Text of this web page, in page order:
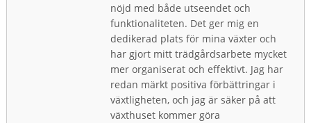
nöjd med både utseendet och
funktionaliteten. Det ger mig en
dedikerad plats för mina växter och
har gjort mitt trädgårdsarbete mycket
mer organiserat och effektivt. Jag har
redan märkt positiva förbättringar i
växtligheten, och jag är säker på att
växthuset kommer göra